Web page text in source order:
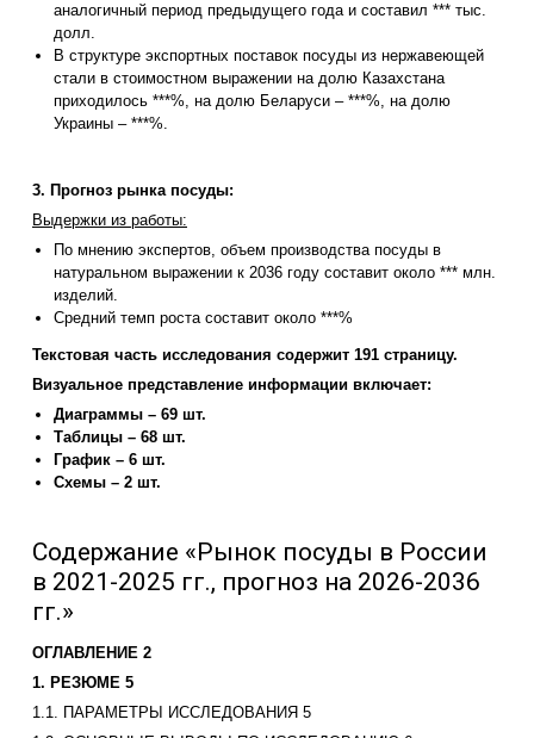
аналогичный период предыдущего года и составил *** тыс.
долл.
В структуре экспортных поставок посуды из нержавеющей
стали в стоимостном выражении на долю Казахстана
приходилось ***%, на долю Беларуси – ***%, на долю
Украины – ***%.
3. Прогноз рынка посуды:
Выдержки из работы:
По мнению экспертов, объем производства посуды в
натуральном выражении к 2036 году составит около *** млн.
изделий.
Средний темп роста составит около ***%
Текстовая часть исследования содержит 191 страницу.
Визуальное представление информации включает:
Диаграммы – 69 шт.
Таблицы – 68 шт.
График – 6 шт.
Схемы – 2 шт.
Содержание «Рынок посуды в России
в 2021-2025 гг., прогноз на 2026-2036
гг.»
ОГЛАВЛЕНИЕ 2
1. РЕЗЮМЕ 5
1.1. ПАРАМЕТРЫ ИССЛЕДОВАНИЯ 5